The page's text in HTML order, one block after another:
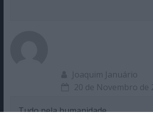
Joaquim Januário
20 de Novembro de
Tudo pela humanidade